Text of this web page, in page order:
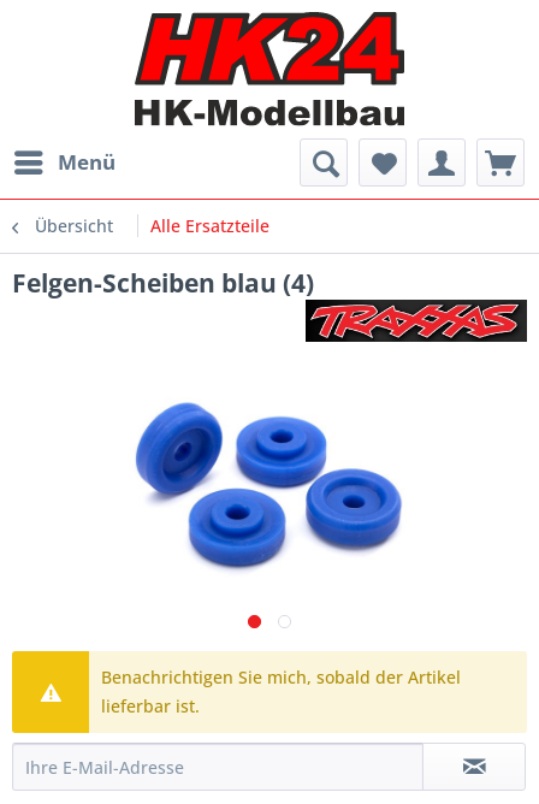
Menü
Übersicht Alle Ersatzteile
Felgen-Scheiben blau (4)
Benachrichtigen Sie mich, sobald der Artikel
lieferbar ist.